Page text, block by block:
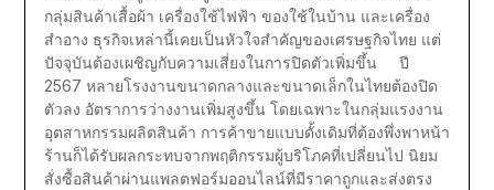
กลุ่มสินค้าเสื้อผ้า เครื่องใช้ไฟฟ้า ของใช้ในบ้าน และเครื่อง
สำอาง ธุรกิจเหล่านี้เคยเป็นหัวใจสำคัญของเศรษฐกิจไทย แต่
ปัจจุบันต้องเผชิญกับความเสี่ยงในการปิดตัวเพิ่มขึ้น ปี
2567 หลายโรงงานขนาดกลางและขนาดเล็กในไทยต้องปิด
ตัวลง อัตราการว่างงานเพิ่มสูงขึ้น โดยเฉพาะในกลุ่มแรงงาน
อุตสาหกรรมผลิตสินค้า การค้าขายแบบดั้งเดิมที่ต้องพึ่งพาหน้า
ร้านก็ได้รับผลกระทบจากพฤติกรรมผู้บริโภคที่เปลี่ยนไป นิยม
สั่งซื้อสินค้าผ่านแพลตฟอร์มออนไลน์ที่มีราคาถูกและส่งตรง